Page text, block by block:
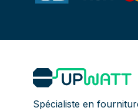
Spécialiste en